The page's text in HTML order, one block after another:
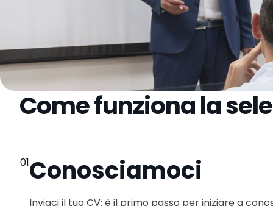
Come funziona la
01Conosciamoci
Inviaci il tuo CV: è il primo passo per iniziare a